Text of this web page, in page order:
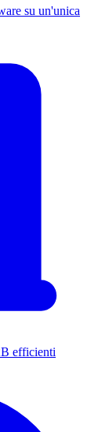
su un'unica
efficienti